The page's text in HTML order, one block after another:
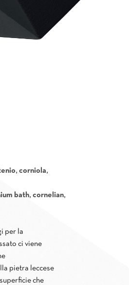
corniola,
bath, cornelian,
per la
ci viene
pietra leccese
che